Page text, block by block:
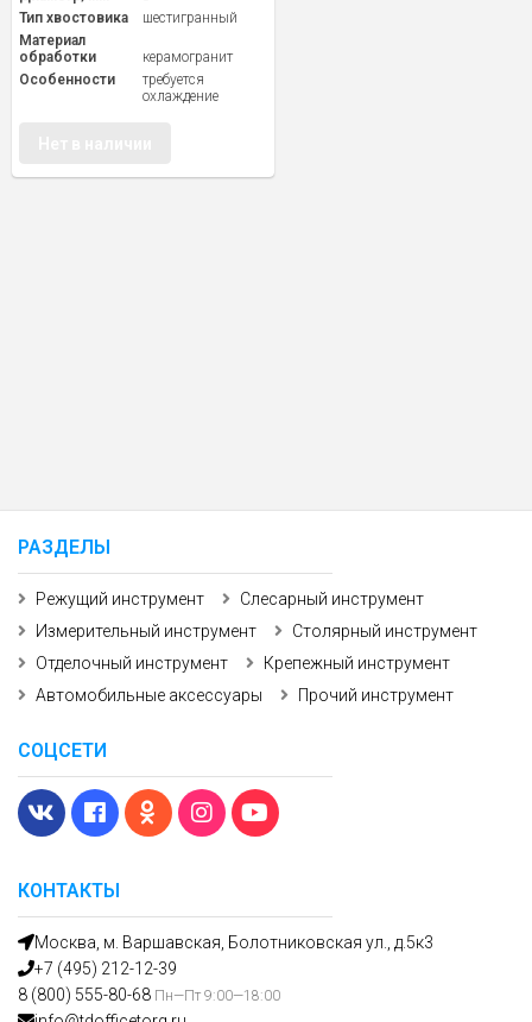
Тип хвостовика
шестигранный
Материал
обработки
керамогранит
Особенности
требуется
охлаждение
КОНТАКТЫ
Москва, м. Варшавская, Болотниковская ул., д.5к3
+7 (495) 212-12-39
8 (800) 555-80-68 Пн—Пт 9:00—18:00
РАЗДЕЛЫ
Режущий инструмент
Слесарный инструмент
Измерительный инструмент
Столярный инструмент
Отделочный инструмент
Крепежный инструмент
Автомобильные аксессуары
Прочий инструмент
СОЦСЕТИ